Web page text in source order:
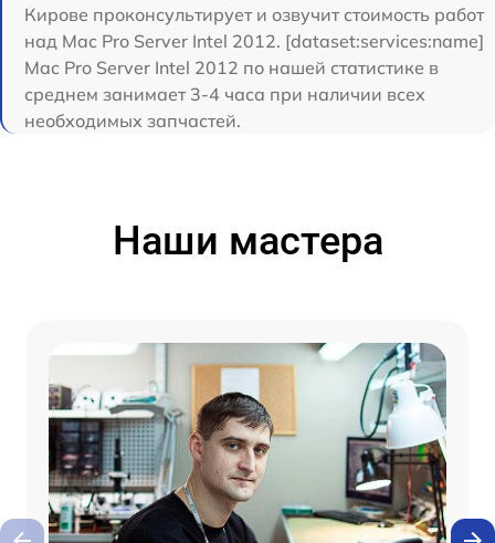
Кирове проконсультирует и озвучит стоимость работ
над Mac Pro Server Intel 2012. [dataset:services:name]
Mac Pro Server Intel 2012 по нашей статистике в
среднем занимает 3-4 часа при наличии всех
необходимых запчастей.
Наши мастера